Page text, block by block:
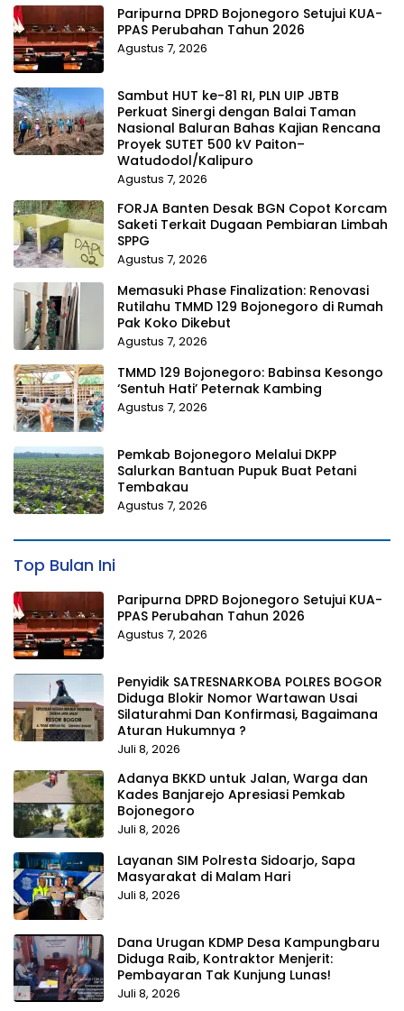
Paripurna DPRD Bojonegoro Setujui KUA-
PPAS Perubahan Tahun 2026
Agustus 7, 2026
Sambut HUT ke-81 RI, PLN UIP JBTB
Perkuat Sinergi dengan Balai Taman
Nasional Baluran Bahas Kajian Rencana
Proyek SUTET 500 kV Paiton–
Watudodol/Kalipuro
Agustus 7, 2026
FORJA Banten Desak BGN Copot Korcam
Saketi Terkait Dugaan Pembiaran Limbah
SPPG
Agustus 7, 2026
Memasuki Phase Finalization: Renovasi
Rutilahu TMMD 129 Bojonegoro di Rumah
Pak Koko Dikebut
Agustus 7, 2026
TMMD 129 Bojonegoro: Babinsa Kesongo
‘Sentuh Hati’ Peternak Kambing
Agustus 7, 2026
Pemkab Bojonegoro Melalui DKPP
Salurkan Bantuan Pupuk Buat Petani
Tembakau
Agustus 7, 2026
Top Bulan Ini
Paripurna DPRD Bojonegoro Setujui KUA-
PPAS Perubahan Tahun 2026
Agustus 7, 2026
Penyidik SATRESNARKOBA POLRES BOGOR
Diduga Blokir Nomor Wartawan Usai
Silaturahmi Dan Konfirmasi, Bagaimana
Aturan Hukumnya ?
Juli 8, 2026
Adanya BKKD untuk Jalan, Warga dan
Kades Banjarejo Apresiasi Pemkab
Bojonegoro
Juli 8, 2026
Layanan SIM Polresta Sidoarjo, Sapa
Masyarakat di Malam Hari
Juli 8, 2026
Dana Urugan KDMP Desa Kampungbaru
Diduga Raib, Kontraktor Menjerit:
Pembayaran Tak Kunjung Lunas!
Juli 8, 2026